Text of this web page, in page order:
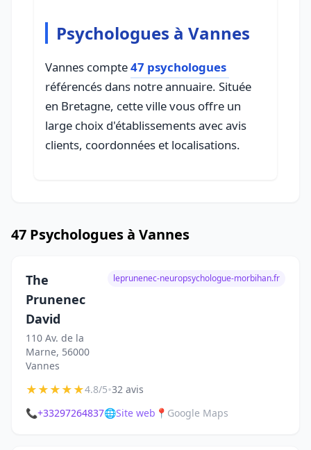
Psychologues à Vannes
Vannes compte47 psychologues
référencés dans notre annuaire. Située
en Bretagne, cette ville vous offre un
large choix d'établissements avec avis
clients, coordonnées et localisations.
47 Psychologues à Vannes
The
Prunenec
David
110 Av. de la
Marne, 56000
Vannes
leprunenec-neuropsychologue-morbihan.fr
★★★★★4.8/5•32 avis
📞+33297264837🌐Site web 📍 Google Maps